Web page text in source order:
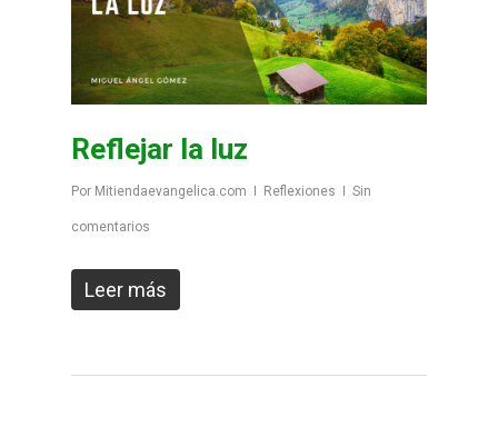
Reflejar la luz
Por Mitiendaevangelica.com Reflexiones Sin
comentarios
Leer más